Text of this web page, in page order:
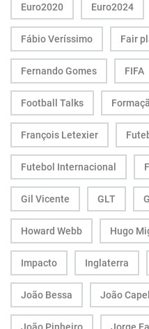
Euro2020 Euro2024
Fábio Veríssimo Fair
Fernando Gomes FIFA
Football Talks
François Letexier
Futebol Internacional
Gil Vicente GLT
Howard Webb Hugo
Impacto Inglaterra
João Bessa João